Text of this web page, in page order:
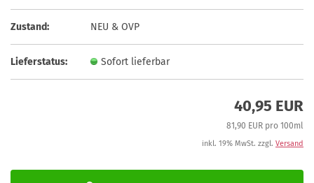
Zustand: NEU & OVP
Lieferstatus: Sofort lieferbar
40,95 EUR
81,90 EUR pro 100ml
inkl. 19% MwSt. zzgl. Versand